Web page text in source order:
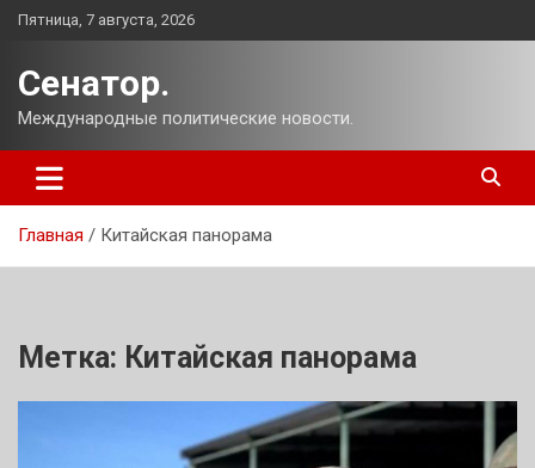
Перейти
Пятница, 7 августа, 2026
Сенатор.
Международные политические новости.
Главная Китайская панорама
Метка: Китайская панорама